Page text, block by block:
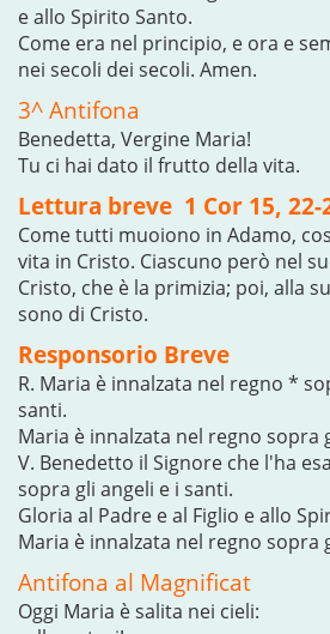
e allo Spirito Santo.
Come era nel principio, e ora e
nei secoli dei secoli. Amen.
3^ Antifona
Benedetta, Vergine Maria!
Tu ci hai dato il frutto della vita.
Lettura breve 1 Cor 15, 22-
Come tutti muoiono in Adamo,
vita in Cristo. Ciascuno però nel
Cristo, che è la primizia; poi, alla
sono di Cristo.
Responsorio Breve
R. Maria è innalzata nel regno *
santi.
Maria è innalzata nel regno sopra
V. Benedetto il Signore che l'ha
sopra gli angeli e i santi.
Gloria al Padre e al Figlio e allo
Maria è innalzata nel regno sopra
Antifona al Magnificat
Oggi Maria è salita nei cieli: